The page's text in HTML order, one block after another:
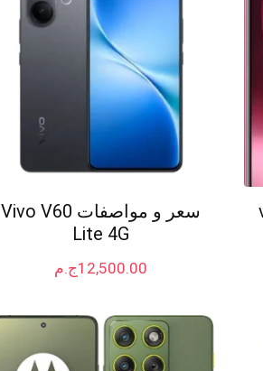
سعر و مواصفات Vivo V60
Lite 4G
ج.م12,500.00